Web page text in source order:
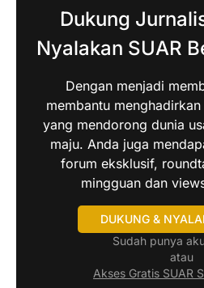
Dukung
Nyalakan SUAR
Dengan menjadi
membantu
yang mendorong dunia
maju. Anda juga
forum eksklusif,
mingguan dan
DUKUNG &
Sudah punya
atau
Akses Gratis SUAR